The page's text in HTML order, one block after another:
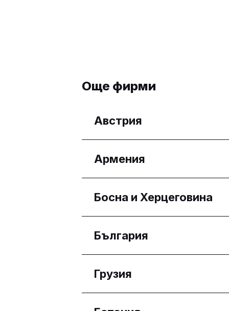
Още фирми
Австрия
Региони
Wien
Армения
Региони
Yerevan
Босна и Херцеговина
Региони
Federacija Bosne i
България
Региони
Бургас
Грузия